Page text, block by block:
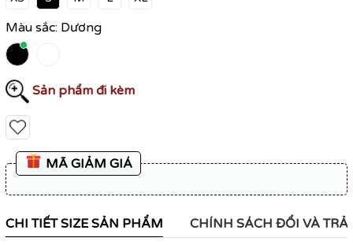
Màu sắc: Dương
Sản phẩm đi kèm
MÃ GIẢM GIÁ
CHI TIẾT SIZE SẢN PHẨM CHÍNH SÁCH ĐỔI VÀ TRẢ